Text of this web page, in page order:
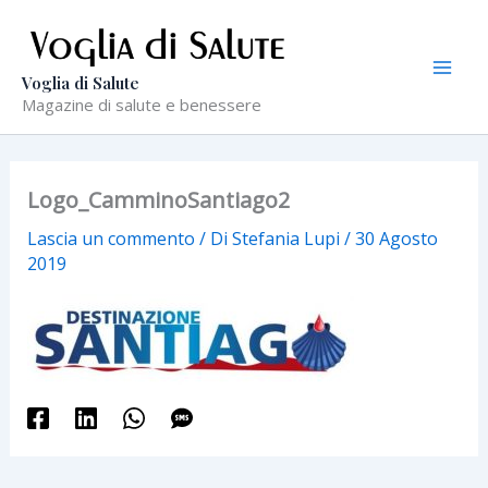
contenuto
Voglia di Salute
Magazine di salute e benessere
Logo_CamminoSantiago2
Lascia un commento / Di Stefania Lupi /30 Agosto
2019